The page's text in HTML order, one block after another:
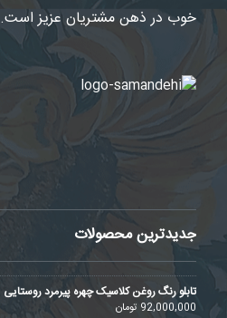
خوب در ذهن مشتریان عزیز است.
جدیدترین محصولات
تابلو رنگ روغن کلاسیک چهره پیرمرد روستایی
92,000,000 تومان